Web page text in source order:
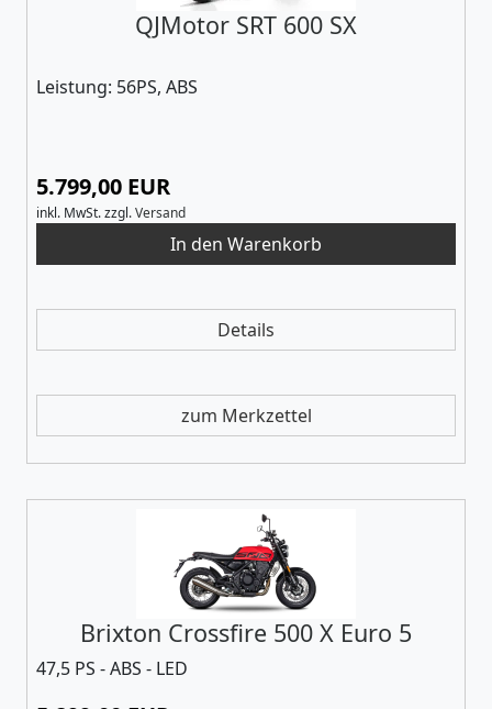
QJMotor SRT 600 SX
Leistung: 56PS, ABS
5.799,00 EUR
inkl. MwSt.zzgl.Versand
Details
zum Merkzettel
Brixton Crossfire 500 X Euro 5
47,5 PS - ABS - LED